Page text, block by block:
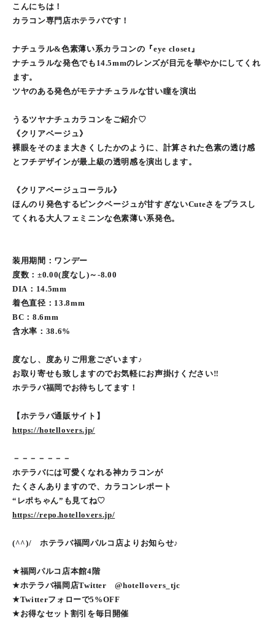
こんにちは！
カラコン専門店ホテラバです！
ナチュラル&色素薄い系カラコンの『eye closet』
ナチュラルな発色でも14.5mmのレンズが目元を華やかにしてくれ
ます。
ツヤのある発色がモテナチュラルな甘い瞳を演出
うるツヤナチュカラコンをご紹介♡
《クリアベージュ》
裸眼をそのまま大きくしたかのように、計算された色素の透け感
とフチデザインが最上級の透明感を演出します。
《クリアベージュコーラル》
ほんのり発色するピンクベージュが甘すぎないCuteさをプラスし
てくれる大人フェミニンな色素薄い系発色。
装用期間：ワンデー
度数：±0.00(度なし)～-8.00
DIA：14.5mm
着色直径：13.8mm
BC：8.6mm
含水率：38.6%
度なし、度ありご用意ございます♪
お取り寄せも致しますのでお気軽にお声掛けください‼︎
ホテラバ福岡でお待ちしてます！
【ホテラバ通販サイト】
https://hotellovers.jp/
－－－－－－－
ホテラバには可愛くなれる神カラコンが
たくさんありますので、カラコンレポート
“レポちゃん”も見てね♡
https://repo.hotellovers.jp/
(^^)/ ホテラバ福岡パルコ店よりお知らせ♪
★福岡パルコ店本館4階
★ホテラバ福岡店Twitter @hotellovers_tjc
★Twitterフォローで5%OFF
★お得なセット割引を毎日開催